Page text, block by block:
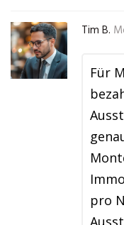
Tim B.
Für
pro